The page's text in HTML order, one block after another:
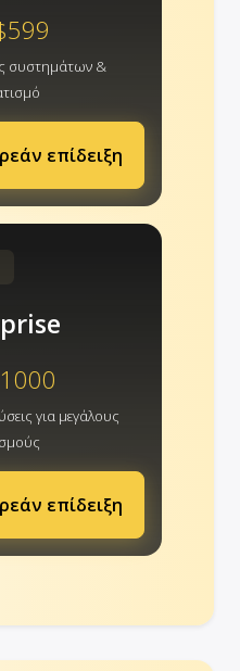
συστημάτων &
επίδειξη
για μεγάλους
επίδειξη